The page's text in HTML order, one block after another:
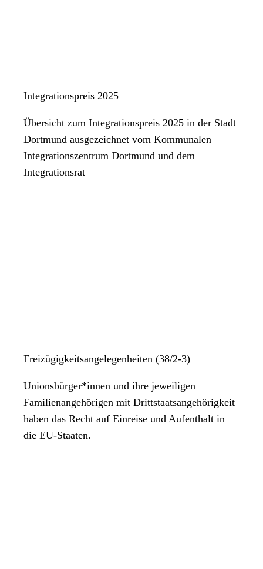
Integrationspreis 2025
Übersicht zum Integrationspreis 2025 in der Stadt
Dortmund ausgezeichnet vom Kommunalen
Integrationszentrum Dortmund und dem
Integrationsrat
Freizügigkeitsangelegenheiten (38/2-3)
Unionsbürger*innen und ihre jeweiligen
Familienangehörigen mit Drittstaatsangehörigkeit
haben das Recht auf Einreise und Aufenthalt in
die EU-Staaten.